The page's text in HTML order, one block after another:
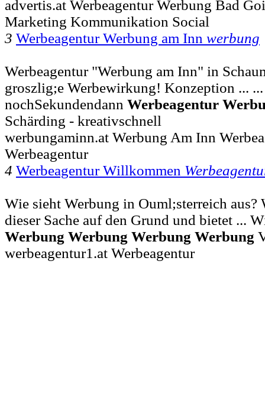
advertis.at Werbeagentur Werbung Bad
Marketing Kommunikation Social
3 Werbeagentur Werbung am Inn werbung
Werbeagentur "Werbung am Inn" in
groszlig;e Werbewirkung! Konzeption ...
nochSekundendann Werbeagentur
Schärding - kreativschnell
werbungaminn.at Werbung Am Inn
Werbeagentur
4 Werbeagentur Willkommen
Wie sieht Werbung in Ouml;sterreich aus?
dieser Sache auf den Grund und bietet ...
Werbung Werbung Werbung Werbung
werbeagentur1.at Werbeagentur